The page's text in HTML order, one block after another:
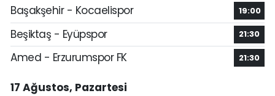
Başakşehir - Kocaelispor
19:00
Beşiktaş - Eyüpspor 21:30
Amed - Erzurumspor FK 21:30
17 Ağustos, Pazartesi